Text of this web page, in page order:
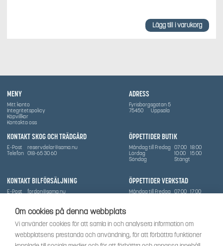
Om cookies på denna webbplats
Vi använder cookies för att samla in och analysera information om
webbplatsens prestanda och användning, för att förbättra funktioner
Lägg till i varukorg
MENY
Mitt konto
Integritetspolicy
Köpvillkor
Kontakta oss
ÖPPETTIDER BUTIK
Måndag till Fredag 07:00 18:00
Lördag
10:00
15:00
Söndag
Stängt
ÖPPETTIDER VERKSTAD
Måndag till Fredag 07:00 17:00
ADRESS
Fyrisborgsgatan 5
75450
Uppsala
KONTAKT SKOG OCH TRÄDGÅRD
E-Post
reservdelar@sama.nu
Telefon 018-65 30 60
KONTAKT BILFÖRSÄLJNING
E-Post
fordon@sama.nu
Vi har sedan 1970-talet levererat skog-och trädgårdsprodukter till Uppsala med omnejd. Vi
har idag även ett brett utbud av dessa produkter samt BRP:s produktsortiment, gällande
Can-Am, Sea-Doo.